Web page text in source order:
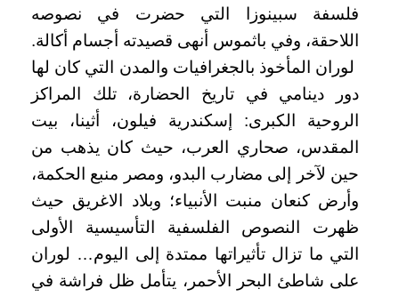
فلسفة سبينوزا التي حضرت في نصوصه
اللاحقة، وفي باثموس أنهى قصيدته أجسام أكالة.
لوران المأخوذ بالجغرافيات والمدن التي كان لها
دور دينامي في تاريخ الحضارة، تلك المراكز
الروحية الكبرى: إسكندرية فيلون، أثينا، بيت
المقدس، صحاري العرب، حيث كان يذهب من
حين لآخر إلى مضارب البدو، ومصر منبع الحكمة،
وأرض كنعان منبت الأنبياء؛ وبلاد الاغريق حيث
ظهرت النصوص الفلسفية التأسيسية الأولى
التي ما تزال تأثيراتها ممتدة إلى اليوم… لوران
على شاطئ البحر الأحمر، يتأمل ظل فراشة في